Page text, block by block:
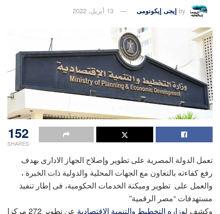
by إيجى إيكونومى 13 أبريل، 2022
152
SHARES
تعمل الدولة المصرية على تطوير وإصلاح الجهاز الادارى بهدف
رفع كفاءته بالتعاون مع الجهات المحلية والدولية ذات الخبرة ،
والعمل على تطوير وميكنة الخدمات الحكومية، فى إطار تنفيذ
مستهدفات “مصر الرقمية”
وكشف لوزاره التخطيط والتنمية الاقتصادية
عن تطوير 272 مركزا